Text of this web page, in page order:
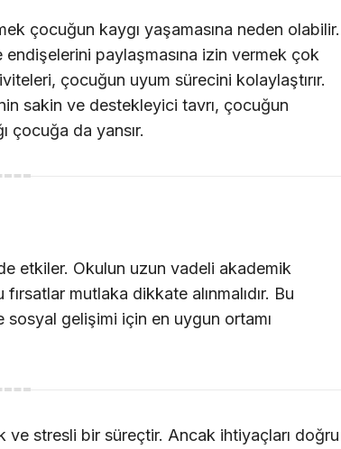
çocuğun kaygı yaşamasına neden olabilir.
paylaşmasına izin vermek çok
çocuğun uyum sürecini kolaylaştırır.
sakin ve destekleyici tavrı, çocuğun
çocuğa da yansır.
etkiler. Okulun uzun vadeli akademik
mutlaka dikkate alınmalıdır. Bu
gelişimi için en uygun ortamı
ve stresli bir süreçtir. Ancak ihtiyaçları doğru